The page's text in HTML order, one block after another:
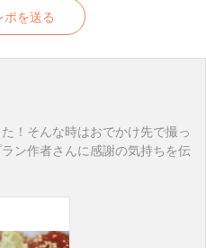
ポを送る
！そんな時はおでかけ先で撮っ
ン作者さんに感謝の気持ちを伝